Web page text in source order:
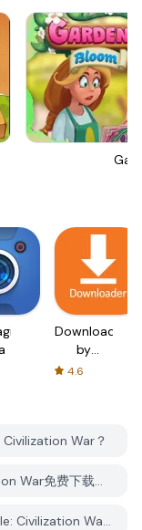
Downloader
by
AFTVnews
4.6
Civilization War？
PGYER APK HUB上的Epic Battle: Civilization War免费下载吗？
我需要在PGYER APK HUB上下载Epic Battle: Civilization War时需要账户吗？